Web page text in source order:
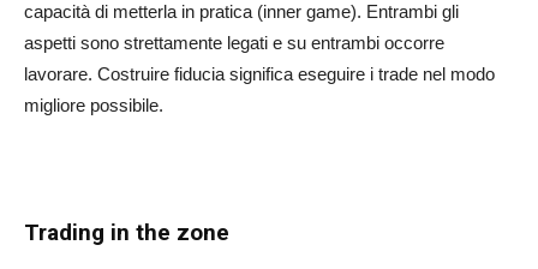
capacità di metterla in pratica (inner game). Entrambi gli
aspetti sono strettamente legati e su entrambi occorre
lavorare. Costruire fiducia significa eseguire i trade nel modo
migliore possibile.
Trading in the zone